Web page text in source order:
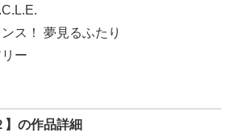
ス！ 夢見るふたり
ー
】の作品詳細